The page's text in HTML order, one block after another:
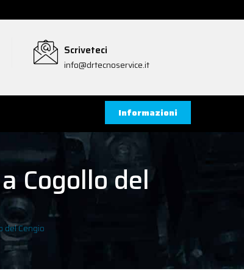
Scriveteci
info@drtecnoservice.it
Informazioni
Cogollo del
del Cengio